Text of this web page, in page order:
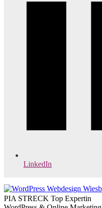
LinkedIn
PIA STRECK Top Expertin